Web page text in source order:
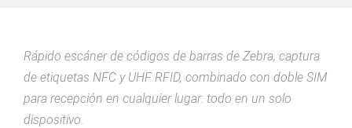
Rápido escáner de códigos de barras de Zebra, captura
de etiquetas NFC y UHF RFID, combinado con doble SIM
para recepción en cualquier lugar: todo en un solo
dispositivo.